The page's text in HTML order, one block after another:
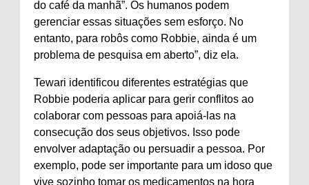
do café da manhã”. Os humanos podem
gerenciar essas situações sem esforço. No
entanto, para robôs como Robbie, ainda é um
problema de pesquisa em aberto”, diz ela.
Tewari identificou diferentes estratégias que
Robbie poderia aplicar para gerir conflitos ao
colaborar com pessoas para apoiá-las na
consecução dos seus objetivos. Isso pode
envolver adaptação ou persuadir a pessoa. Por
exemplo, pode ser importante para um idoso que
vive sozinho tomar os medicamentos na hora